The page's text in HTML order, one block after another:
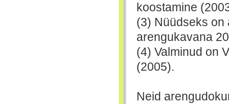
koostamine
(3) Nüüdseks on
arengukavana
(4) Valminud on
(2005).
Neid